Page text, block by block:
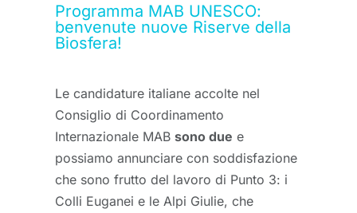
Programma MAB UNESCO:
benvenute nuove Riserve della
Biosfera!
Le candidature italiane accolte nel
Consiglio di Coordinamento
Internazionale MAB sono due e
possiamo annunciare con soddisfazione
che sono frutto del lavoro di Punto 3: i
Colli Euganei e le Alpi Giulie, che